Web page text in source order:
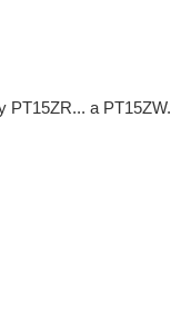
PT15ZR... a PT15ZW.